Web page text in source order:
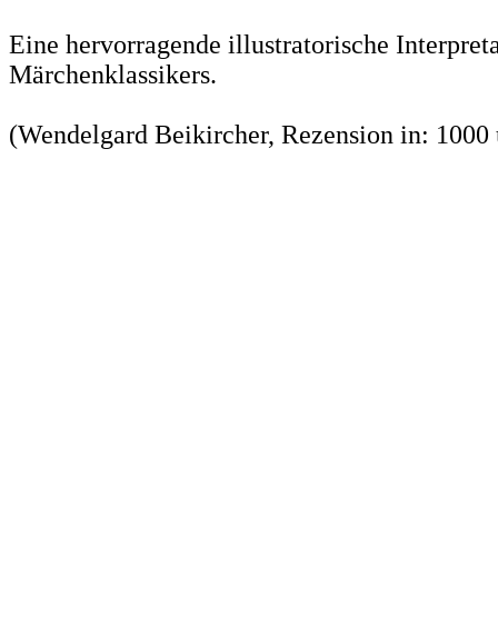
Eine hervorragende illustratorische
Märchenklassikers.
(Wendelgard Beikircher, Rezension in: 1000